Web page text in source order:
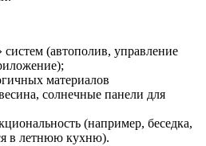
(автополив, управление
материалов
солнечные панели для
(например, беседка,
в летнюю кухню).